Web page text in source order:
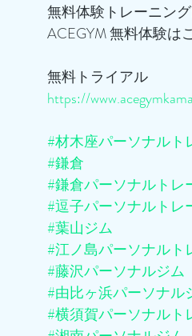
無料体験トレーニン
ACEGYM 無料体験は
無料トライアル
https://
#材木座パーソナルト
#鎌倉
#鎌倉パーソナルトレ
#逗子パーソナルトレ
#葉山ジム
#江ノ島パーソナルト
#藤沢パーソナルジム
#由比ヶ浜パーソナル
#横須賀パーソナルト